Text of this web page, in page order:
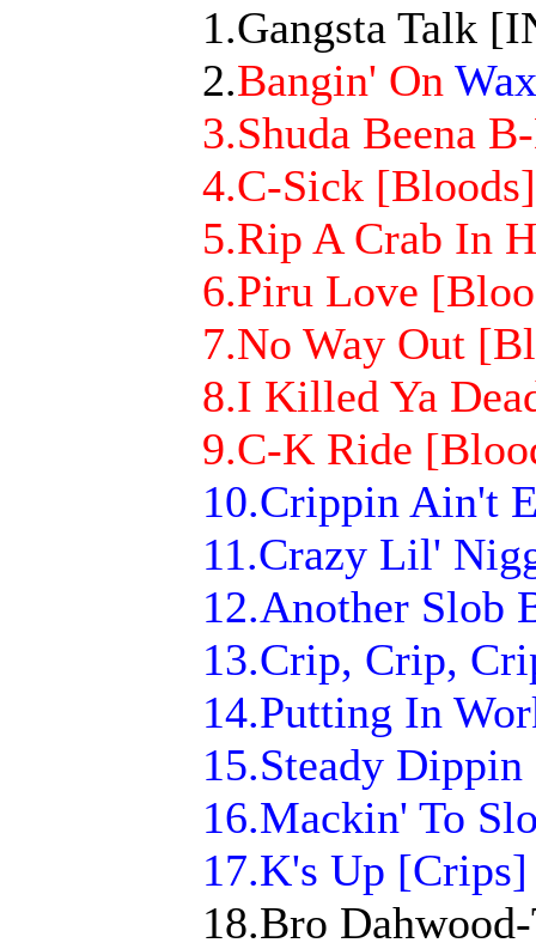
1.Gangsta Talk
2.Bangin' On Wax
3.Shuda Beena
4.C-Sick [Bloods]
5.Rip A Crab In
6.Piru Love
7.No Way Out
8.I Killed Ya
9.C-K Ride
10.Crippin Ain't
11.Crazy Lil'
12.Another Slob
13.Crip, Crip,
14.Putting In
15.Steady
16.Mackin' To
17.K's Up [Crips]
18.Bro